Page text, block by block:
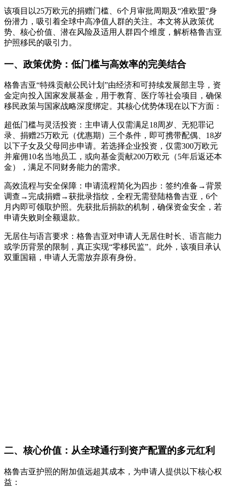
该项目以25万欧元的捐赠门槛、6个月审批周期及“准欧盟”身
份潜力，吸引着全球中高净值人群的关注。本文将从政策优
势、核心价值、潜在风险及适用人群四个维度，解析格鲁吉亚
护照移民的吸引力。
一、政策优势：低门槛与高效率的完美结合
格鲁吉亚“特殊贡献公民计划”由经济和可持续发展部主导，资
金定向投入国家发展基金，用于教育、医疗等社会项目，确保
移民政策与国家战略深度绑定。其核心优势体现在以下方面：
超低门槛与灵活投资：主申请人仅需满足18周岁、无犯罪记
录、捐赠25万欧元（优惠期）三个条件，即可携带配偶、18岁
以下子女及父母同步申请。若选择企业投资，仅需300万欧元
并雇佣10名当地员工，或向基金贡献200万欧元（5年后返还本
金），满足不同财务能力的需求。
高效流程与安全保障：申请流程简化为四步：签约准备→背景
调查→完成捐赠→获批录指纹，全程无需登陆格鲁吉亚，6个
月内即可领取护照。先获批后捐款的机制，确保资金安全，若
申请失败则全额退款。
无居住与语言要求：格鲁吉亚对申请人无居住时长、语言能力
或学历背景的限制，真正实现“零移民监”。此外，该项目承认
双重国籍，申请人无需放弃原有身份。
二、核心价值：从全球通行到资产配置的多元红利
格鲁吉亚护照的附加值远超其成本，为申请人提供以下核心权
益：